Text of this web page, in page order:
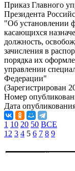
Приказ Главного
Президента
"Об установлении
касающихся
должность,
зачисления в
порядка их
управлении
Федерации"
(Зарегистрирован
Номер
Дата
1 10 20 50 ВСЕ
1 2 3 4 5 6 7 8 9